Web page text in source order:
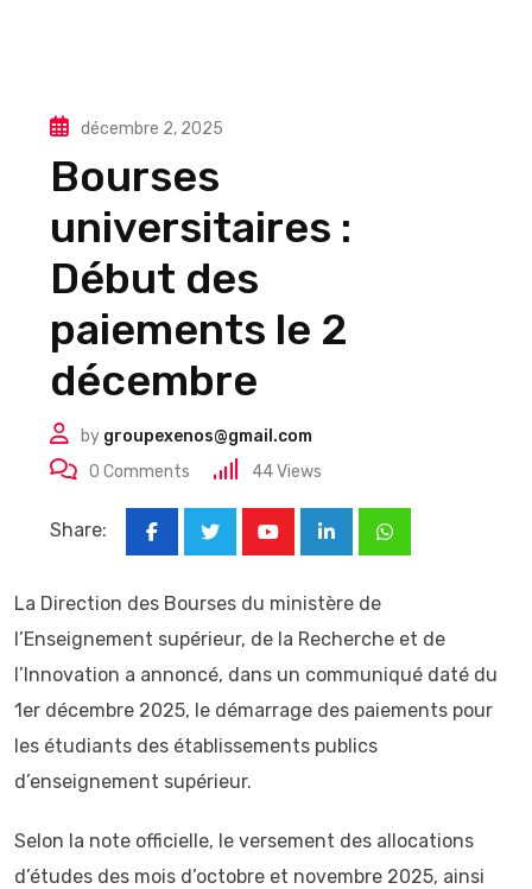
décembre 2, 2025
Bourses
universitaires :
Début des
paiements le 2
décembre
by groupexenos@gmail.com
0 Comments 44Views
Share:
LinkedInWhatsapp
La Direction des Bourses du ministère de
l’Enseignement supérieur, de la Recherche et de
l’Innovation a annoncé, dans un communiqué daté du
1er décembre 2025, le démarrage des paiements pour
les étudiants des établissements publics
d’enseignement supérieur.
Selon la note officielle, le versement des allocations
d’études des mois d’octobre et novembre 2025, ainsi